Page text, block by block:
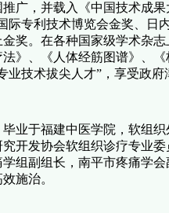
广，并载入《中国技术成
际专利技术博览会金奖、日
奖。在各种国家级学术杂
》、《人体经筋图谱》、
业技术拔尖人才”，享受政府
业于福建中医学院，软组
究开发协会软组织诊疗专业
组副组长，南平市疼痛学
施治。